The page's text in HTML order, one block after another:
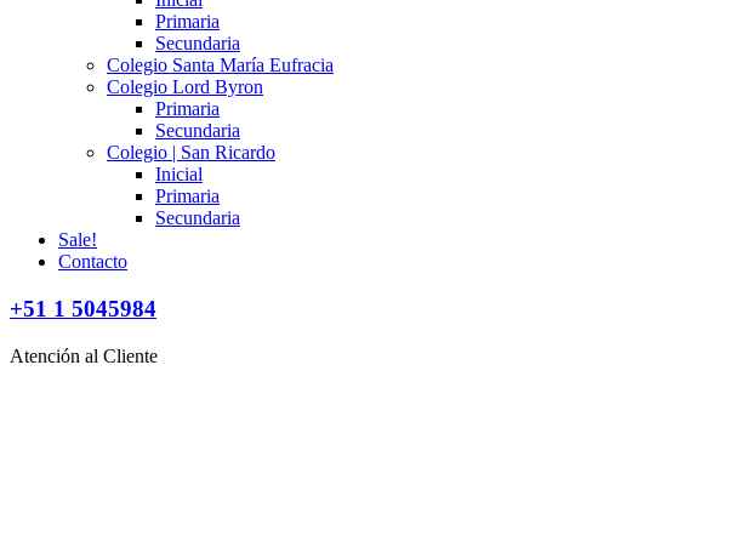
Primaria
Secundaria
Colegio Santa María Eufracia
Colegio Lord Byron
Primaria
Secundaria
Colegio | San Ricardo
Inicial
Primaria
Secundaria
Sale!
Contacto
+51 1 5045984
Atención al Cliente